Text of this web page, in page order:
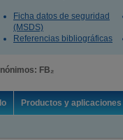
Ficha datos de seguridad
(MSDS)
Referencias bibliográficas
FB₂
Productos y